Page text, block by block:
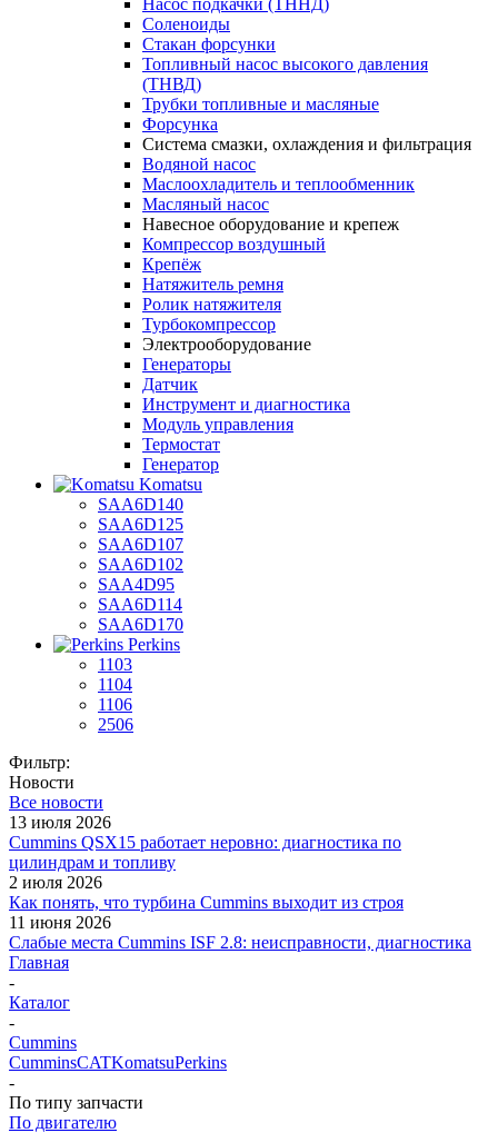
Насос подкачки (ТННД)
Соленоиды
Стакан форсунки
Топливный насос высокого давления
(ТНВД)
Трубки топливные и масляные
Форсунка
Система смазки, охлаждения и фильтрация
Водяной насос
Маслоохладитель и теплообменник
Масляный насос
Навесное оборудование и крепеж
Компрессор воздушный
Крепёж
Натяжитель ремня
Ролик натяжителя
Турбокомпрессор
Электрооборудование
Генераторы
Датчик
Инструмент и диагностика
Модуль управления
Термостат
Генератор
Komatsu
SAA6D140
SAA6D125
SAA6D107
SAA6D102
SAA4D95
SAA6D114
SAA6D170
Perkins
1103
1104
1106
2506
Фильтр:
Новости
Все новости
13 июля 2026
Cummins QSX15 работает неровно: диагностика по
цилиндрам и топливу
2 июля 2026
Как понять, что турбина Cummins выходит из строя
11 июня 2026
Слабые места Cummins ISF 2.8: неисправности, диагностика
Главная
-
Каталог
-
Cummins
CumminsCATKomatsuPerkins
-
По типу запчасти
По двигателю